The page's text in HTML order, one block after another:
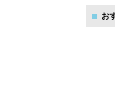
お